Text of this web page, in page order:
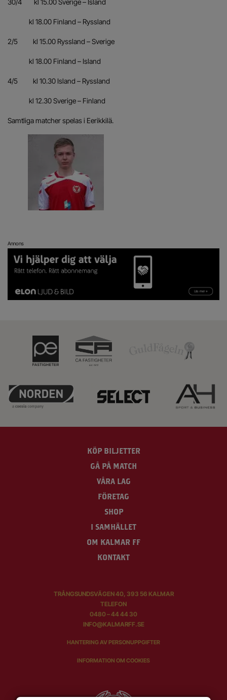
30/4 kl 15.00 Sverige – Island
kl 18.00 Finland – Ryssland
2/5 kl 15.00 Ryssland – Sverige
kl 18.00 Finland – Island
4/5 kl 10.30 Island – Ryssland
kl 12.30 Sverige – Finland
Samtliga matcher spelas i Eerikkilä.
Annons
KÖP BILJETTER
GÅ PÅ MATCH
VÅRA LAG
FÖRETAG
SHOP
I SAMHÄLLET
OM KALMAR FF
KONTAKT
TRÅNGSUNDSVÄGEN 40, 393 56 KALMAR
TELEFON
0480 – 44 44 30
INFO@KALMARFF.SE
HANTERING AV PERSONUPPGIFTER
INFORMATION OM COOKIES